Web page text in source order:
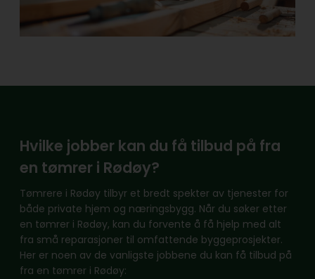
Hvilke jobber kan du få tilbud på fra
en tømrer i Rødøy?
Tømrere i Rødøy tilbyr et bredt spekter av tjenester for
både private hjem og næringsbygg. Når du søker etter
en tømrer i Rødøy, kan du forvente å få hjelp med alt
fra små reparasjoner til omfattende byggeprosjekter.
Her er noen av de vanligste jobbene du kan få tilbud på
fra en tømrer i Rødøy: